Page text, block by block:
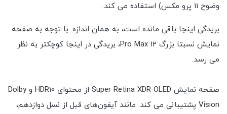
وضوح 11 پرو مکس) استفاده می کند.
بریدگی اینجا باقی مانده است، به همان اندازه. با توجه به صفحه
نمایش نسبتا بزرگ 12 Pro Max، بریدگی در اینجا کوچکتر به نظر
می رسد.
صفحه نمایش Super Retina XDR OLED از محتوای HDR10 و Dolby
Vision پشتیبانی می کند. مانند آیفون‌های قبل از نسل دوازدهم،